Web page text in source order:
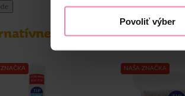
Povoliť výber
produkty
ZNAČKA NAŠA ZNAČKA